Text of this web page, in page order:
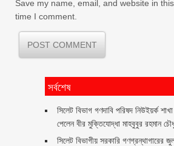
Save my name, email, and website in
time I comment.
সর্বশেষ
সিলেট বিভাগ গণদাবি পরিষদ নিউইয়র্ক
পেলেন বীর মুক্তিযোদ্ধা মাহবুবুর রহমান
সিলেট বিভাগীয় সরকারি গণগ্রন্থাগারের